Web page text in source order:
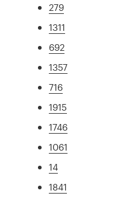
279
1311
692
1357
716
1915
1746
1061
14
1841